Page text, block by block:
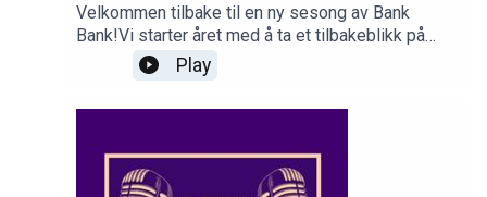
Velkommen tilbake til en ny sesong av Bank
Bank!Vi starter året med å ta et tilbakeblikk på
fusjonsåret 2025 og kikker samtidig inn i det nye
året: hvem kan bli neste par ut i fusjonsdansen?I
studio: journalister Sebastian Holsen, Lise Aanes
Play